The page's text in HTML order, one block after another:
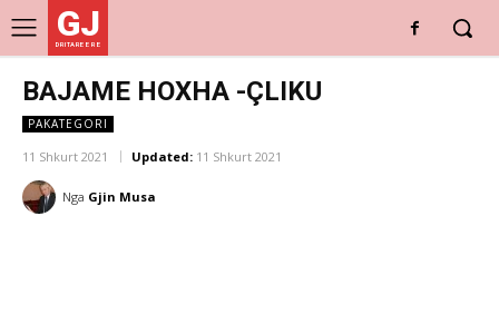
GJ
DRITARE E RE
BAJAME HOXHA -ÇLIKU
PAKATEGORI
11 Shkurt 2021 Updated: 11 Shkurt 2021
Nga Gjin Musa